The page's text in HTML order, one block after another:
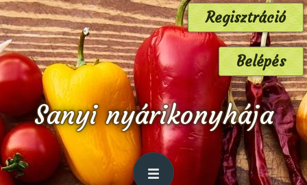
Regisztráció
Belépés
Sanyi nyárikonyhája